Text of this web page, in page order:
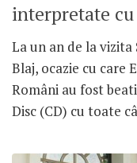
interpretate
La un an de la
Blaj, ocazie cu care
Români au fost
Disc (CD) cu toate